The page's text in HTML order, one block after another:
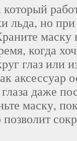
льда, но
маску
когда
глаз или
аксессуар
даже
маску,